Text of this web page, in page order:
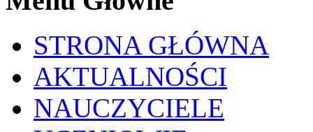
STRONA GŁÓWNA
AKTUALNOŚCI
NAUCZYCIELE